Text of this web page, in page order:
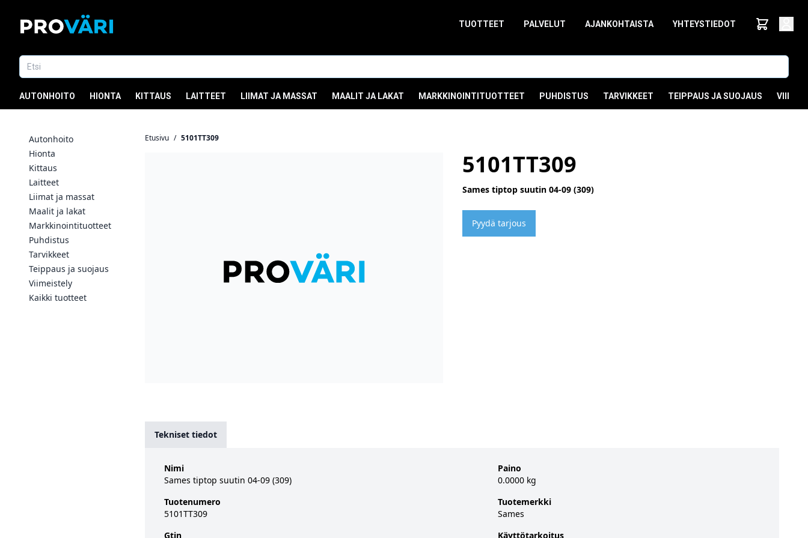
TUOTTEET PALVELUT AJANKOHTAISTA YHTEYSTIEDOT
AUTONHOITO HIONTA KITTAUS LAITTEET LIIMAT JA MASSAT MAALIT JA LAKAT MARKKINOINTITUOTTEET PUHDISTUS TARVIKKEET TEIPPAUS JA SUOJAUS
Autonhoito
Hionta
Kittaus
Laitteet
Liimat ja massat
Maalit ja lakat
Markkinointituotteet
Puhdistus
Tarvikkeet
Teippaus ja suojaus
Viimeistely
Kaikki tuotteet
Etusivu / 5101TT309
5101TT309
Sames tiptop suutin 04-09 (309)
Pyydä tarjous
Tekniset tiedot
Nimi
Sames tiptop suutin 04-09 (309)
Tuotenumero
5101TT309
Gtin
Paino
0.0000 kg
Tuotemerkki
Sames
Käyttötarkoitus